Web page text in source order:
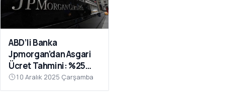
ABD’li Banka
Jpmorgan’dan Asgari
Ücret Tahmini: %25
Artış Bekleniyor
10 Aralık 2025 Çarşamba